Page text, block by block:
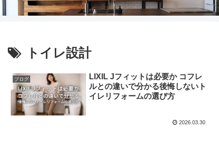
トイレ設計
ブログ
LIXIL Jフィットは必要か コフレ
ルとの違いで分かる後悔しないト
イレリフォームの選び方
2026.03.30